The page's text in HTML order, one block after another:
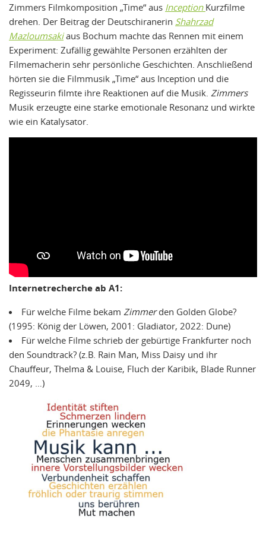
Zimmers Filmkomposition „Time“ aus Inception Kurzfilme
drehen. Der Beitrag der Deutschiranerin Shahrzad
Mazloumsakiaus Bochum machte das Rennen mit einem
Experiment: Zufällig gewählte Personen erzählten der
Filmemacherin sehr persönliche Geschichten. Anschließend
hörten sie die Filmmusik „Time“ aus Inception und die
Regisseurin filmte ihre Reaktionen auf die Musik. Zimmers
Musik erzeugte eine starke emotionale Resonanz und wirkte
wie ein Katalysator.
Internetrecherche ab A1:
Für welche Filme bekam Zimmerden Golden Globe?
(1995: König der Löwen, 2001: Gladiator, 2022: Dune)
Für welche Filme schrieb der gebürtige Frankfurter noch
den Soundtrack? (z.B. Rain Man, Miss Daisy und ihr
Chauffeur, Thelma & Louise, Fluch der Karibik, Blade Runner
2049, …)